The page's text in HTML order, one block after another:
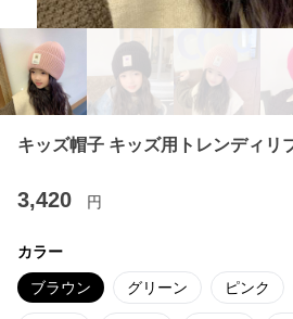
キッズ帽子 キッズ用トレンディリ
3,420 円
カラー
ブラウン グリーン ピンク